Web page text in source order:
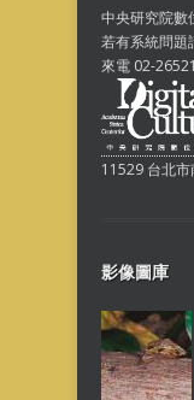
中央研究院數
若有系統問題
來電 02-
11529 台北
影像圖庫